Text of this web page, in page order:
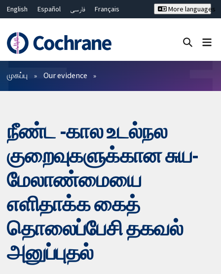
English Español فارسی
Français
Bahasa Malaysia
ไทย
繁體中文
简体中文
More languages
வடிகட்டிகள்
முகப்பு Our evidence
நீண்ட -கால உடல்நல
குறைவுகளுக்கான சுய-
மேலாண்மையை
எளிதாக்க கைத்
தொலைப்பேசி தகவல்
அனுப்புதல்